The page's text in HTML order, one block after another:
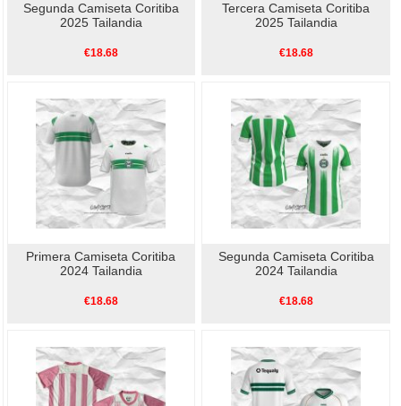
Segunda Camiseta Coritiba
2025 Tailandia
€18.68
Tercera Camiseta Coritiba
2025 Tailandia
€18.68
Primera Camiseta Coritiba
2024 Tailandia
€18.68
Segunda Camiseta Coritiba
2024 Tailandia
€18.68